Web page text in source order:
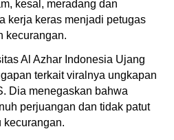
kesal, meradang dan
kerja keras menjadi petugas
kecurangan.
Al Azhar Indonesia Ujang
terkait viralnya ungkapan
Dia menegaskan bahwa
perjuangan dan tidak patut
kecurangan.